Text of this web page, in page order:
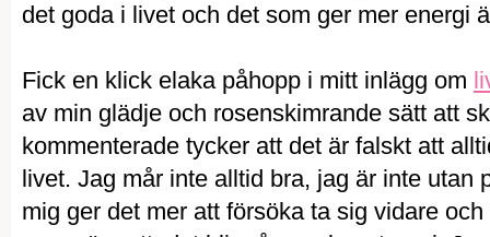
det goda i livet och det som ger mer energi
Fick en klick elaka påhopp i mitt inlägg om
av min glädje och rosenskimrande sätt att
kommenterade tycker att det är falskt att
livet. Jag mår inte alltid bra, jag är inte utan
mig ger det mer att försöka ta sig vidare